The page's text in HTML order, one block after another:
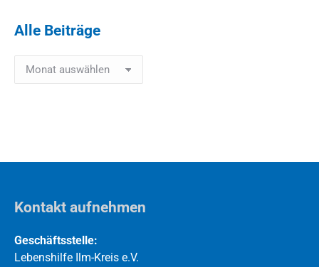
Alle Beiträge
Alle
Kontakt aufnehmen
Geschäftsstelle:
Lebenshilfe Ilm-Kreis e.V.